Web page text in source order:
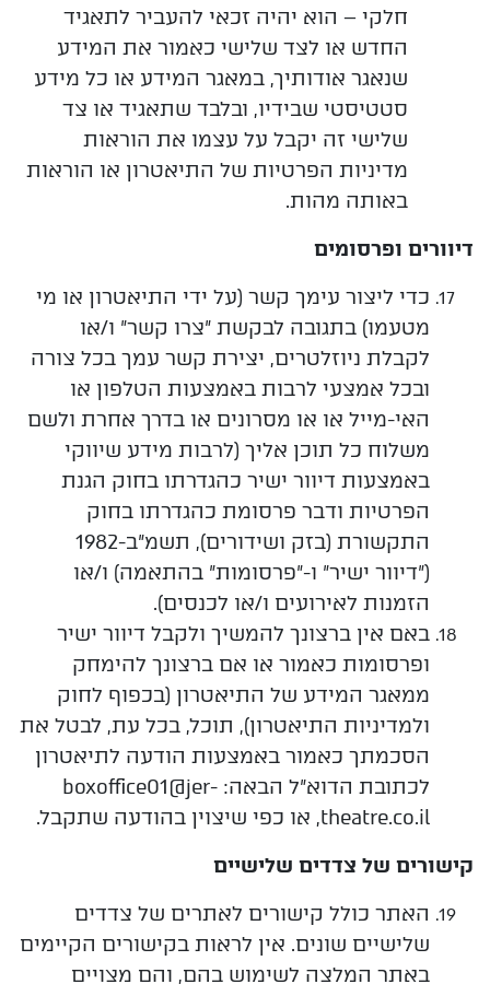
חלקי – הוא יהיה זכאי להעביר לתאגיד
החדש או לצד שלישי כאמור את המידע
שנאגר אודותיך, במאגר המידע או כל מידע
סטטיסטי שבידיו, ובלבד שתאגיד או צד
שלישי זה יקבל על עצמו את הוראות
מדיניות הפרטיות של התיאטרון או הוראות
באותה מהות.
דיוורים ופרסומים
כדי ליצור עימך קשר (על ידי התיאטרון או מי
מטעמו) בתגובה לבקשת "צרו קשר" ו/או
לקבלת ניוזלטרים, יצירת קשר עמך בכל צורה
ובכל אמצעי לרבות באמצעות הטלפון או
האי-מייל או או מסרונים או בדרך אחרת ולשם
משלוח כל תוכן אליך (לרבות מידע שיווקי
באמצעות דיוור ישיר כהגדרתו בחוק הגנת
הפרטיות ודבר פרסומת כהגדרתו בחוק
התקשורת (בזק ושידורים), תשמ"ב-1982
("דיוור ישיר" ו-"פרסומות" בהתאמה) ו/או
הזמנות לאירועים ו/או לכנסים).
באם אין ברצונך להמשיך ולקבל דיוור ישיר
ופרסומות כאמור או אם ברצונך להימחק
ממאגר המידע של התיאטרון (בכפוף לחוק
ולמדיניות התיאטרון), תוכל, בכל עת, לבטל את
הסכמתך כאמור באמצעות הודעה לתיאטרון
לכתובת הדוא"ל הבאה: boxoffice01@jer-
theatre.co.il, או כפי שיצוין בהודעה שתקבל.
קישורים של צדדים שלישיים
האתר כולל קישורים לאתרים של צדדים
שלישיים שונים. אין לראות בקישורים הקיימים
באתר המלצה לשימוש בהם, והם מצויים